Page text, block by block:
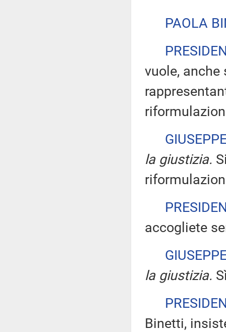
PAOLA
vuole, anche
la giustizia.
accogliete
la giustizia.
Binetti,